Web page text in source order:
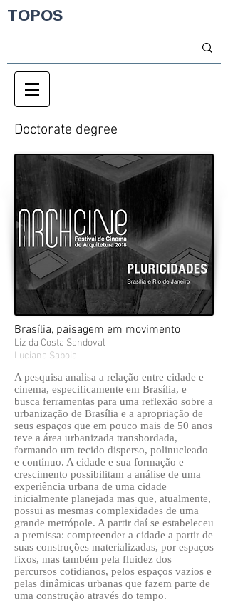
TOPOS
Doctorate degree
Brasília, paisagem em movimento
Liz da Costa Sandoval
Luciana Saboia
A pesquisa analisa a relação entre cidade e
cinema, especificamente em Brasília, e
busca ferramentas para uma reflexão sobre a
urbanização de Brasília e a apropriação de
seus espaços que em pouco mais de 50 anos
teve a área urbanizada transbordada,
formando um tecido disperso, polinucleado
e contínuo. A cidade e sua formação e
crescimento possibilitam a análise de uma
experiência urbana de uma cidade
inicialmente planejada mas que, atualmente,
possui as mesmas complexidades de uma
grande metrópole. A partir daí se estabeleceu
a premissa: compreender a cidade a partir de
suas construções materializadas, por espaços
fixos, mas também pela fluidez dos
percursos cotidianos, pelos espaços vazios e
pelas dinâmicas urbanas que fazem parte de
uma construção através do tempo.